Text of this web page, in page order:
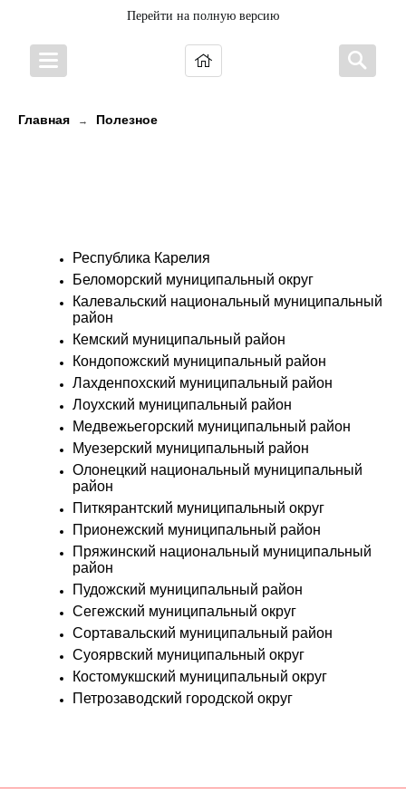
Перейти на полную версию
Главная → Полезное
Республика Карелия
Беломорский муниципальный округ
Калевальский национальный муниципальный
район
Кемский муниципальный район
Кондопожский муниципальный район
Лахденпохский муниципальный район
Лоухский муниципальный район
Медвежьегорский муниципальный район
Муезерский муниципальный район
Олонецкий национальный муниципальный
район
Питкярантский муниципальный округ
Прионежский муниципальный район
Пряжинский национальный муниципальный
район
Пудожский муниципальный район
Сегежский муниципальный округ
Сортавальский муниципальный район
Суоярвский муниципальный округ
Костомукшский муниципальный округ
Петрозаводский городской округ